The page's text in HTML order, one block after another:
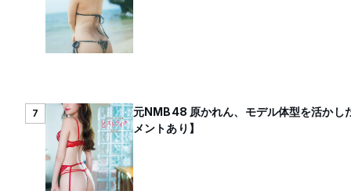
7
元NMB48 原かれん、モデル体型を活かし
メントあり】